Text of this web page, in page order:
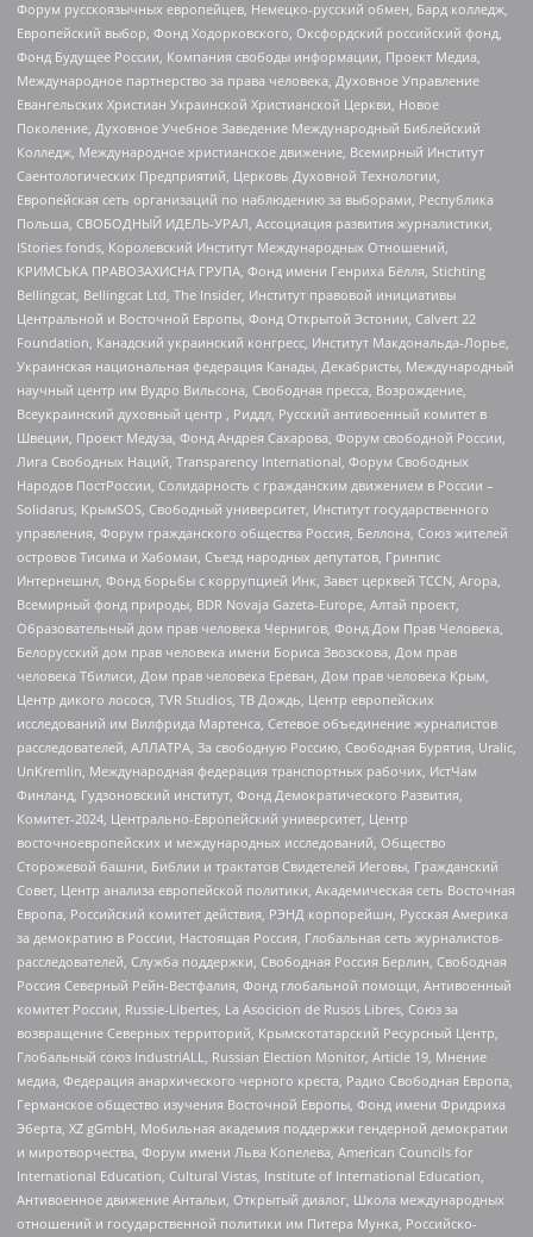
Форум русскоязычных европейцев, Немецко-русский обмен, Бард колледж,
Европейский выбор, Фонд Ходорковского, Оксфордский российский фонд,
Фонд Будущее России, Компания свободы информации, Проект Медиа,
Международное партнерство за права человека, Духовное Управление
Евангельских Христиан Украинской Христианской Церкви, Новое
Поколение, Духовное Учебное Заведение Международный Библейский
Колледж, Международное христианское движение, Всемирный Институт
Саентологических Предприятий, Церковь Духовной Технологии,
Европейская сеть организаций по наблюдению за выборами, Республика
Польша, СВОБОДНЫЙ ИДЕЛЬ-УРАЛ, Ассоциация развития журналистики,
IStories fonds, Королевский Институт Международных Отношений,
КРИМСЬКА ПРАВОЗАХИСНА ГРУПА, Фонд имени Генриха Бёлля, Stichting
Bellingcat, Bellingcat Ltd, The Insider, Институт правовой инициативы
Центральной и Восточной Европы, Фонд Открытой Эстонии, Calvert 22
Foundation, Канадский украинский конгресс, Институт Макдональда-Лорье,
Украинская национальная федерация Канады, Декабристы, Международный
научный центр им Вудро Вильсона, Свободная пресса, Возрождение,
Всеукраинский духовный центр , Риддл, Русский антивоенный комитет в
Швеции, Проект Медуза, Фонд Андрея Сахарова, Форум свободной России,
Лига Свободных Наций, Transparеncy International, Форум Свободных
Народов ПостРоссии, Солидарность с гражданским движением в России –
Solidarus, КрымSOS, Свободный университет, Институт государственного
управления, Форум гражданского общества Россия, Беллона, Союз жителей
островов Тисима и Хабомаи, Съезд народных депутатов, Гринпис
Интернешнл, Фонд борьбы с коррупцией Инк, Завет церквей TCCN, Агора,
Всемирный фонд природы, BDR Novaja Gazeta-Europe, Алтай проект,
Образовательный дом прав человека Чернигов, Фонд Дом Прав Человека,
Белорусский дом прав человека имени Бориса Звозскова, Дом прав
человека Тбилиси, Дом прав человека Ереван, Дом прав человека Крым,
Центр дикого лосося, TVR Studios, ТВ Дождь, Центр европейских
исследований им Вилфрида Мартенса, Сетевое объединение журналистов
расследователей, АЛЛАТРА, За свободную Россию, Свободная Бурятия, Uralic,
UnKremlin, Международная федерация транспортных рабочих, ИстЧам
Финланд, Гудзоновский институт, Фонд Демократического Развития,
Комитет-2024, Центрально-Европейский университет, Центр
восточноевропейских и международных исследований, Общество
Сторожевой башни, Библии и трактатов Свидетелей Иеговы, Гражданский
Совет, Центр анализа европейской политики, Академическая сеть Восточная
Европа, Российский комитет действия, РЭНД корпорейшн, Русская Америка
за демократию в России, Настоящая Россия, Глобальная сеть журналистов-
расследователей, Служба поддержки, Свободная Россия Берлин, Свободная
Россия Северный Рейн-Вестфалия, Фонд глобальной помощи, Антивоенный
комитет России, Russie-Libertes, La Asocicion de Rusos Libres, Союз за
возвращение Северных территорий, Крымскотатарский Ресурсный Центр,
Глобальный союз IndustriALL, Russian Election Monitor, Article 19, Мнение
медиа, Федерация анархического черного креста, Радио Свободная Европа,
Германское общество изучения Восточной Европы, Фонд имени Фридриха
Эберта, XZ gGmbH, Мобильная академия поддержки гендерной демократии
и миротворчества, Форум имени Льва Копелева, American Councils for
International Education, Cultural Vistas, Institute of International Education,
Антивоенное движение Антальи, Открытый диалог, Школа международных
отношений и государственной политики им Питера Мунка, Российско-